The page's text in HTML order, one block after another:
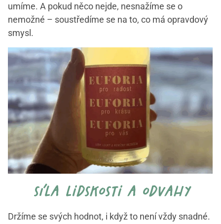
umíme. A pokud něco nejde, nesnažíme se o
nemožné – soustředíme se na to, co má opravdový
smysl.
síla lidskosti a odvahy
Držíme se svých hodnot, i když to není vždy snadné.